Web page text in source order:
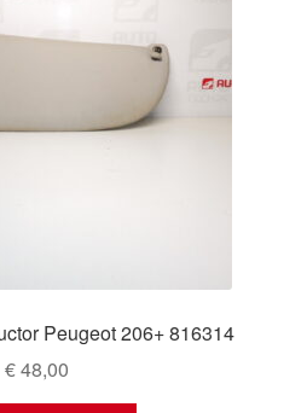
Peugeot 206+ 816314
€48,00